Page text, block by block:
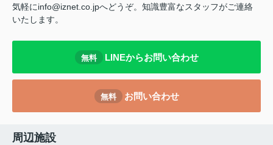
気軽にinfo@iznet.co.jpへどうぞ。知識豊富なスタッフがご連絡
いたします。
無料 LINEからお問い合わせ
無料 お問い合わせ
周辺施設